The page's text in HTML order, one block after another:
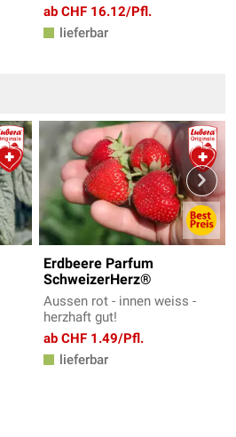
ab CHF 16.12/Pfl.
lieferbar
Erdbeere Parfum
SchweizerHerz®
Aussen rot - innen weiss -
herzhaft gut!
ab CHF 1.49/Pfl.
lieferbar